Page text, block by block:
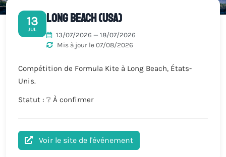
13
JUL
Long Beach (USA)
13/07/2026 — 18/07/2026
Mis à jour le 07/08/2026
Compétition de Formula Kite à Long Beach, États-
Unis.
Statut : ❔ À confirmer
Voir le site de l'événement